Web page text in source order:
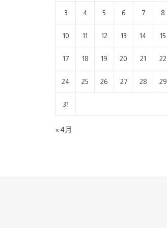
3 4 5 6 7 8
10 11 12 13 14 15
17 18 19 20 21 22
24 25 26 27 28 29
31
« 4月